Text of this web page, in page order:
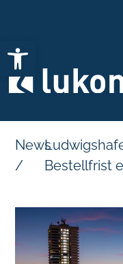
Open toolbar
News
/
Bestellfrist